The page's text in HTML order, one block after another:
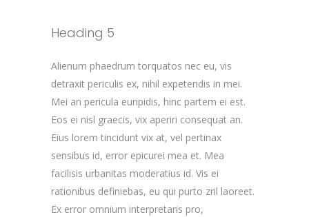
Heading 5
Alienum phaedrum torquatos nec eu, vis
detraxit periculis ex, nihil expetendis in mei.
Mei an pericula euripidis, hinc partem ei est.
Eos ei nisl graecis, vix aperiri consequat an.
Eius lorem tincidunt vix at, vel pertinax
sensibus id, error epicurei mea et. Mea
facilisis urbanitas moderatius id. Vis ei
rationibus definiebas, eu qui purto zril laoreet.
Ex error omnium interpretaris pro,